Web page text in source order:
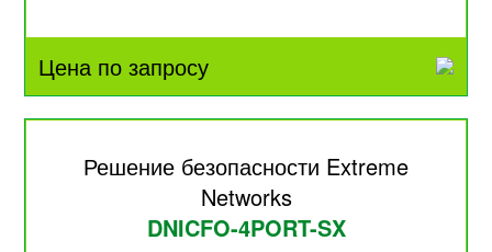
Цена по запросу
Решение безопасности Extreme
Networks
DNICFO-4PORT-SX